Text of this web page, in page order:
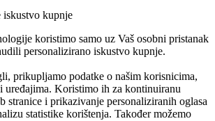
iskustvo kupnje
koristimo samo uz Vaš osobni pristanak
personalizirano iskustvo kupnje.
prikupljamo podatke o našim korisnicima,
uređajima. Koristimo ih za kontinuiranu
stranice i prikazivanje personaliziranih oglasa
statistike korištenja. Također možemo